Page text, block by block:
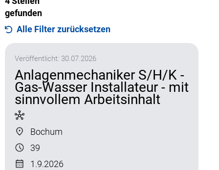
Stellenangebote
Kontakt
Vollzeit
gefunden
Alle Filter zurücksetzen
Veröffentlicht: 30.07.2026
Anlagenmechaniker S/H/K -
Gas-Wasser Installateur - mit
sinnvollem Arbeitsinhalt
Bochum
39
1.9.2026